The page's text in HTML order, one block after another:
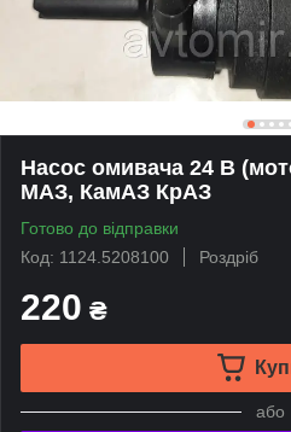
Насос омивача 24 В
МАЗ, КамАЗ КрАЗ
Готово до відправки
Код: 1124.5208100
Роздріб
220 ₴
або